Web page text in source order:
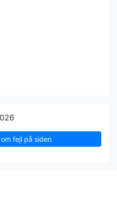
fejl på siden